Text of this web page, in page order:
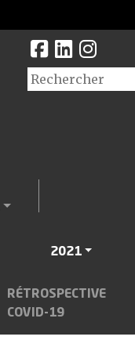
2021
RÉTROSPECTIVE
COVID-19